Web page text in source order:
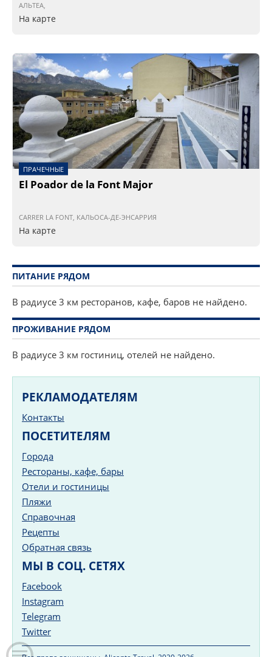
АЛЬТЕА,
На карте
ПРАЧЕЧНЫЕ
El Poador de la Font Major
CARRER LA FONT, КАЛЬОСА-ДЕ-ЭНСАРРИЯ
На карте
ПИТАНИЕ РЯДОМ
В радиусе 3 км ресторанов, кафе, баров не найдено.
ПРОЖИВАНИЕ РЯДОМ
В радиусе 3 км гостиниц, отелей не найдено.
РЕКЛАМОДАТЕЛЯМ
Контакты
ПОСЕТИТЕЛЯМ
Города
Рестораны, кафе, бары
Отели и гостиницы
Пляжи
Справочная
Рецепты
Обратная связь
МЫ В СОЦ. СЕТЯХ
Facebook
Instagram
Telegram
Twitter